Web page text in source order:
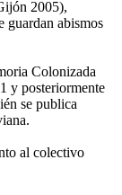
2005),
guardan abismos
Colonizada
y posteriormente
se publica
al colectivo